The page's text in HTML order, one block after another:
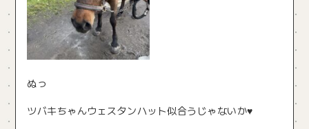
ぬっ
ツバキちゃんウェスタンハット似合うじゃないか♥